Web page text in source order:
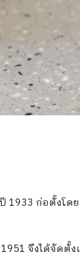
1933 ก่อตั้งโดย
จึงได้จัดตั้